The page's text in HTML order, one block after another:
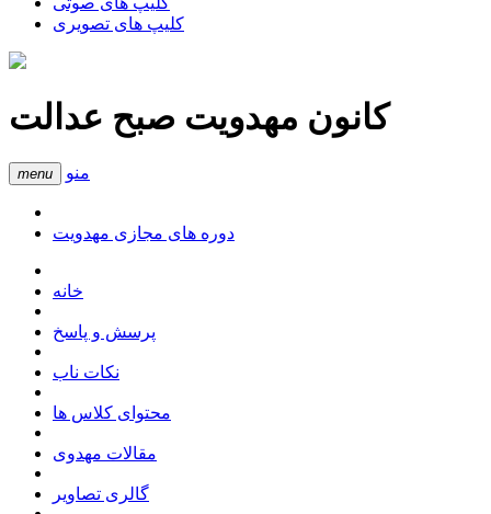
کلیپ های تصویری
کانون مهدویت صبح عدالت
menu منو
دوره های مجازی مهدویت
خانه
پرسش و پاسخ
نکات ناب
محتوای کلاس ها
مقالات مهدوی
گالری تصاویر